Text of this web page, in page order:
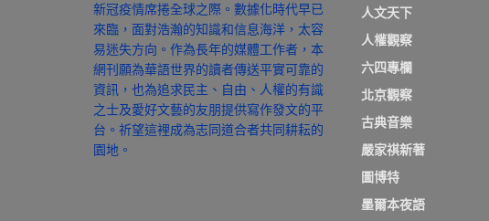
新冠疫情席捲全球之際。數據化時代早已
來臨，面對浩瀚的知識和信息海洋，太容
易迷失方向。作為長年的媒體工作者，本
網刊願為華語世界的讀者傳送平實可靠的
資訊，也為追求民主、自由、人權的有識
之士及愛好文藝的友朋提供寫作發文的平
台。祈望這裡成為志同道合者共同耕耘的
園地。
人文天下
人權觀察
六四專欄
北京觀察
古典音樂
嚴家祺新著
圖博特
墨爾本夜語